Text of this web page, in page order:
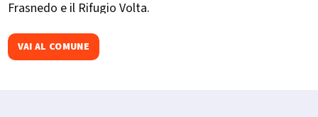
Frasnedo e il Rifugio Volta.
VAI AL COMUNE